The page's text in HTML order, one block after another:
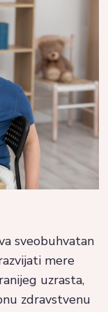
sveobuhvatan
mere
uzrasta,
zdravstvenu